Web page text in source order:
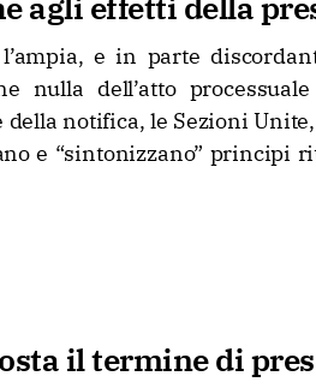
e in parte
nulla dell’atto
notifica, le Sezioni
e “sintonizzano” principi
il termine di